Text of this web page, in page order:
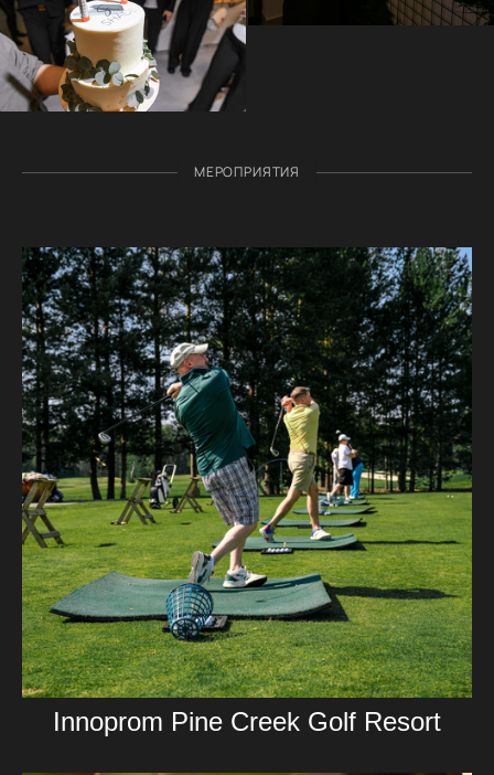
МЕРОПРИЯТИЯ
Innoprom Pine Creek Golf Resort